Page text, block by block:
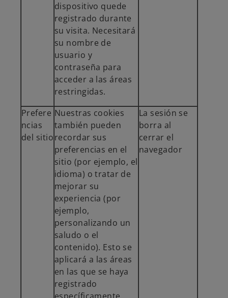
dispositivo quede
registrado durante
su visita. Necesitará
su nombre de
usuario y
contraseña para
acceder a las áreas
restringidas.
Prefere
ncias
del sitio
Nuestras cookies
también pueden
recordar sus
preferencias en el
sitio (por ejemplo, el
idioma) o tratar de
mejorar su
experiencia (por
ejemplo,
personalizando un
saludo o el
contenido). Esto se
aplicará a las áreas
en las que se haya
registrado
La sesión se
borra al
cerrar el
navegador